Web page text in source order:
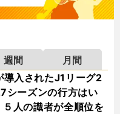
週間
月間
導入されたJ1リーグ2
シーズンの行方はい
人の識者が全順位を